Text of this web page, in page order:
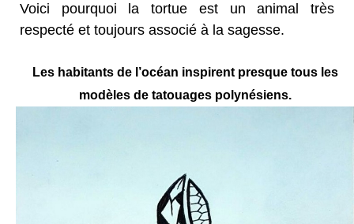
Voici pourquoi la tortue est un animal très
respecté et toujours associé à la sagesse.
Les habitants de l’océan inspirent presque tous les
modèles de tatouages polynésiens.